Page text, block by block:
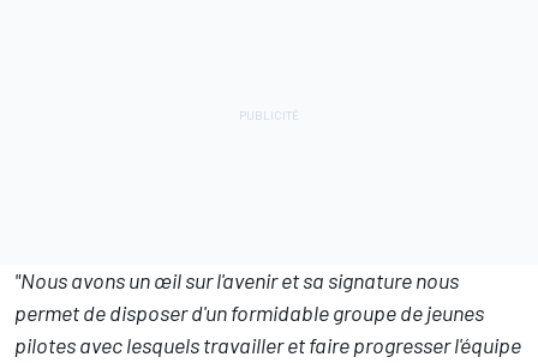
"Nous avons un œil sur l'avenir et sa signature nous
permet de disposer d'un formidable groupe de jeunes
pilotes avec lesquels travailler et faire progresser l'équipe